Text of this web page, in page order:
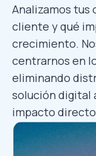
Analizamos tus
cliente y qué
crecimiento.
centrarnos en
eliminando
solución digital
impacto